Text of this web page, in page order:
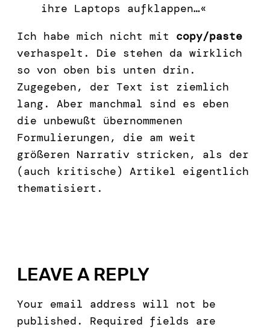
ihre Laptops aufklappen…«
Ich habe mich nicht mit copy/paste
verhaspelt. Die stehen da wirklich
so von oben bis unten drin.
Zugegeben, der Text ist ziemlich
lang. Aber manchmal sind es eben
die unbewußt übernommenen
Formulierungen, die am weit
größeren Narrativ stricken, als der
(auch kritische) Artikel eigentlich
thematisiert.
LEAVE A REPLY
Your email address will not be
published.
Required fields are